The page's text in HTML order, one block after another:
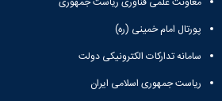
و
بینایی
اولویت
طرح
پورتال امام خمینی (ره)
سامانه تدارکات الکترونیکی دولت
ریاست جمهوری اسلامی ایران